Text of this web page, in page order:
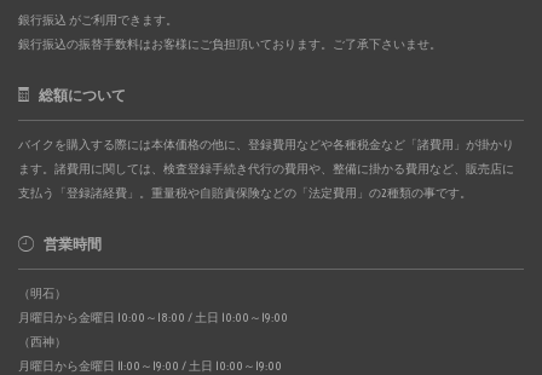
銀行振込 がご利用できます。
銀行振込の振替手数料はお客様にご負担頂いております。ご了承下さいませ。
総額について
バイクを購入する際には本体価格の他に、登録費用などや各種税金など「諸費用」が掛かり
ます。諸費用に関しては、検査登録手続き代行の費用や、整備に掛かる費用など、販売店に
支払う「登録諸経費」。重量税や自賠責保険などの「法定費用」の2種類の事です。
営業時間
（明石）
月曜日から金曜日 10:00～18:00 / 土日 10:00～19:00
（西神）
月曜日から金曜日 11:00～19:00 / 土日 10:00～19:00